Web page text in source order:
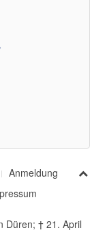
Anmeldung
Düren; † 21. April